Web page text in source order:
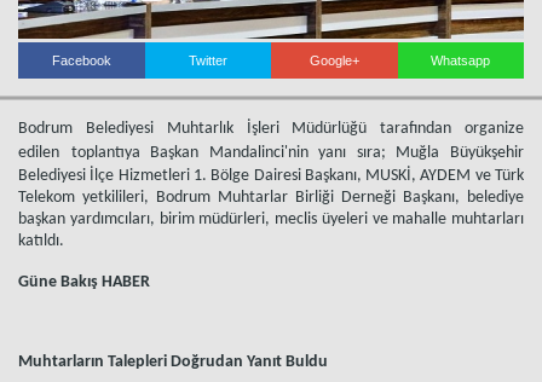
Facebook Twitter Google+ Whatsapp
Bodrum Belediyesi Muhtarlık İşleri Müdürlüğü tarafından organize
edilen
toplantıya Başkan Mandalinci'nin yanı sıra; Muğla Büyükşehir
Belediyesi İlçe Hizmetleri 1. Bölge Dairesi Başkanı, MUSKİ, AYDEM ve Türk
Telekom yetkilileri, Bodrum Muhtarlar Birliği Derneği Başkanı, belediye
başkan yardımcıları, birim müdürleri, meclis üyeleri ve mahalle muhtarları
katıldı.
Güne Bakış HABER
Muhtarların Talepleri Doğrudan Yanıt Buldu